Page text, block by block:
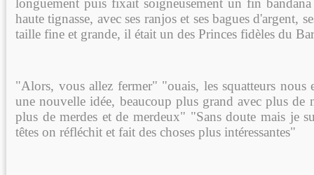
haute tignasse, avec ses ranjos et ses bagues d'argent,
taille fine et grande, il était un des Princes fidèles du
"Alors, vous allez fermer" "ouais, les squatteurs nous
une nouvelle idée, beaucoup plus grand avec plus de
plus de merdes et de merdeux" "Sans doute mais je
têtes on réfléchit et fait des choses plus intéressantes"